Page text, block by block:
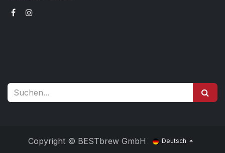
Copyright © BESTbrew GmbH Deutsch